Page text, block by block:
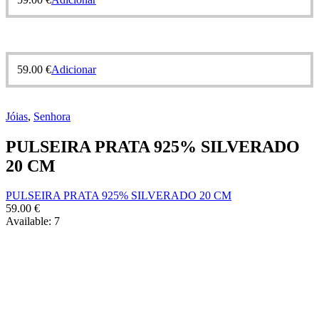
59.00 €Adicionar
Jóias, Senhora
PULSEIRA PRATA 925% SILVERADO
20 CM
PULSEIRA PRATA 925% SILVERADO 20 CM
59.00 €
Available: 7